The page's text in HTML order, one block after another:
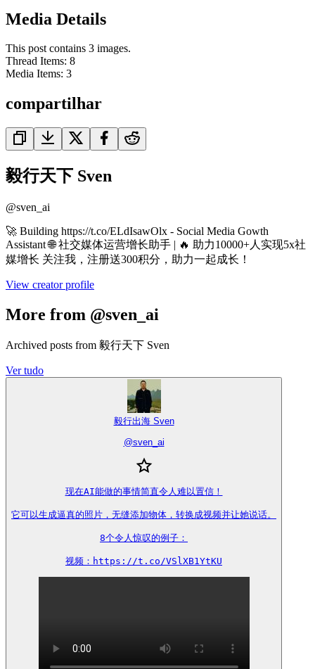
Media Details
This post contains 3 images.
Thread Items: 8
Media Items: 3
compartilhar
毅行天下 Sven
@sven_ai
🚀 Building https://t.co/ELdIsawOlx - Social Media Gowth
Assistant 🌐 社交媒体运营增长助手 | 🔥 助力10000+人实现5x社
媒增长 关注我，注册送300积分，助力一起成长！
View creator profile
More from @sven_ai
Archived posts from 毅行天下 Sven
Ver tudo
毅行出海 Sven
@sven_ai
现在AI能做的事情简直令人难以置信！
它可以生成逼真的照片，无缝添加物体，转换成视频并让她说话。
8个令人惊叹的例子：
视频：https://t.co/VSlXB1YtKU